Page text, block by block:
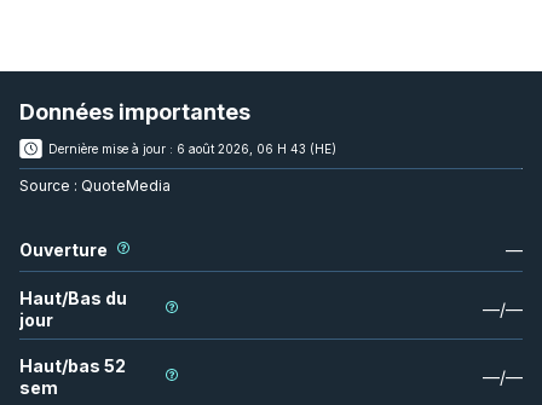
Données importantes
Dernière mise à jour : 6 août 2026, 06 H 43 (HE)
Source : QuoteMedia
Ouverture —
Haut/Bas du
jour
—/—
Haut/bas 52
sem
—/—